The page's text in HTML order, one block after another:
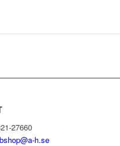
27660
h.se